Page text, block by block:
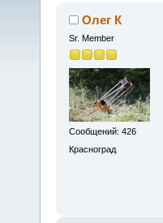
Олег К
Sr. Member
Сообщений: 426
Красноград